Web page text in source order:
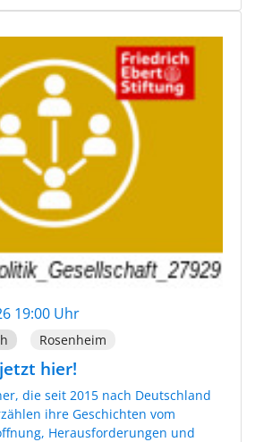
19:00 Uhr
Rosenheim
hier!
die seit 2015 nach Deutschland
ihre Geschichten vom
Herausforderungen und